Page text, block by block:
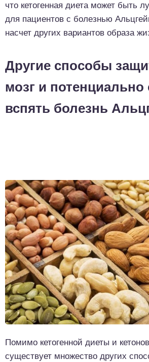
что кетогенная диета может быть
для пациентов с болезнью
насчет других вариантов образа
Другие способы
мозг и потенциально
вспять болезнь
Помимо кетогенной диеты и
существует множество других